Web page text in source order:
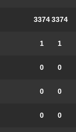
33743374
1 1
0 0
0 0
0 0